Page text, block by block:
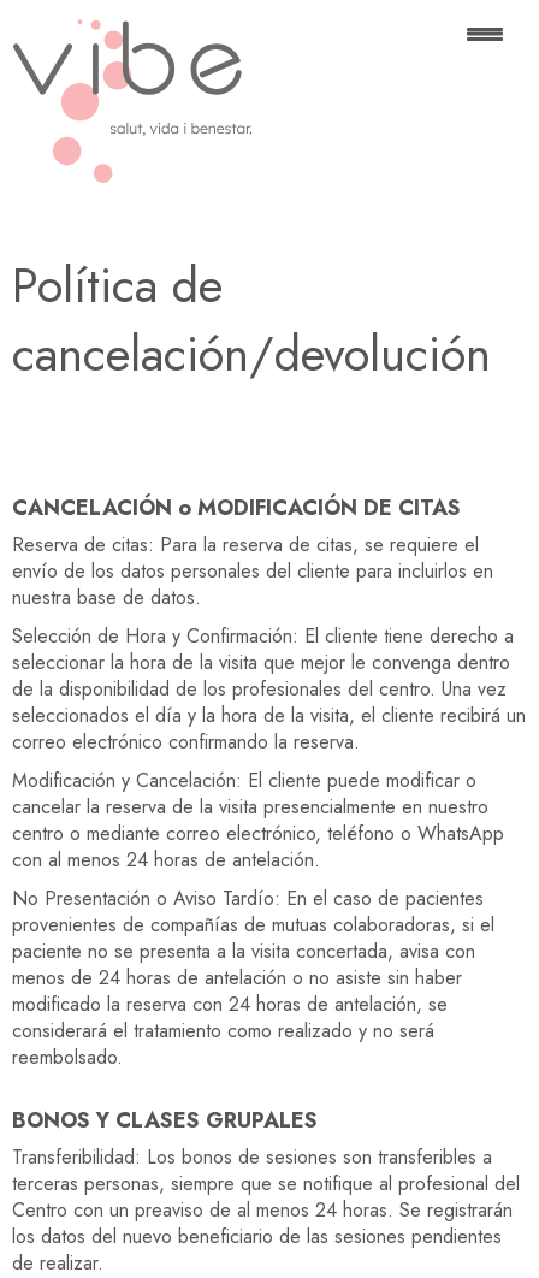
Política de
cancelación/devolución
CANCELACIÓN o MODIFICACIÓN DE CITAS
Reserva de citas: Para la reserva de citas, se requiere el
envío de los datos personales del cliente para incluirlos en
nuestra base de datos.
Selección de Hora y Confirmación: El cliente tiene derecho a
seleccionar la hora de la visita que mejor le convenga dentro
de la disponibilidad de los profesionales del centro. Una vez
seleccionados el día y la hora de la visita, el cliente recibirá un
correo electrónico confirmando la reserva.
Modificación y Cancelación: El cliente puede modificar o
cancelar la reserva de la visita presencialmente en nuestro
centro o mediante correo electrónico, teléfono o WhatsApp
con al menos 24 horas de antelación.
No Presentación o Aviso Tardío: En el caso de pacientes
provenientes de compañías de mutuas colaboradoras, si el
paciente no se presenta a la visita concertada, avisa con
menos de 24 horas de antelación o no asiste sin haber
modificado la reserva con 24 horas de antelación, se
considerará el tratamiento como realizado y no será
reembolsado.
BONOS Y CLASES GRUPALES
Transferibilidad: Los bonos de sesiones son transferibles a
terceras personas, siempre que se notifique al profesional del
Centro con un preaviso de al menos 24 horas. Se registrarán
los datos del nuevo beneficiario de las sesiones pendientes
de realizar.